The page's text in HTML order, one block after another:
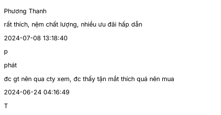
Phương Thanh
rất thích, nệm chất lượng, nhiều ưu đãi hấp dẫn
2024-07-08 13:18:40
p
phát
đc gt nên qua cty xem, đc thấy tận mắt thích quá nên mua
2024-06-24 04:16:49
T